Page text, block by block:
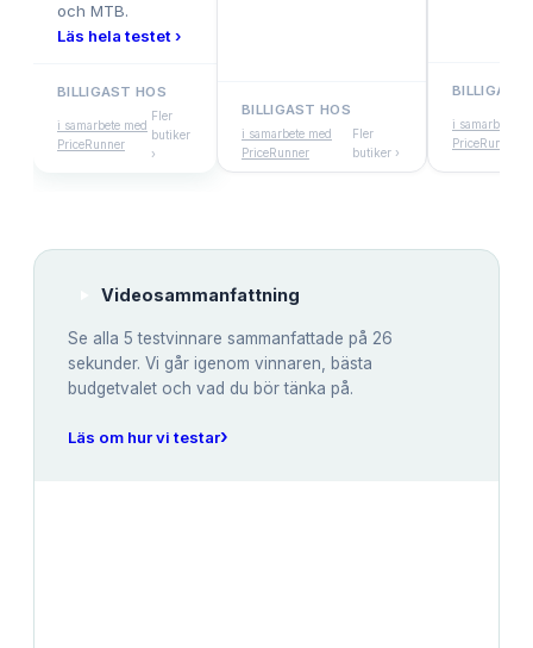
och MTB.
Läs hela testet ›
BILLIGAST HOS
i samarbete med
PriceRunner
Fler
butiker
›
BILLIGAST HOS
i samarbete med
PriceRunner
Fler
butiker ›
BILLIGAST
i samarbete
PriceRunner
Videosammanfattning
Se alla 5 testvinnare sammanfattade på 26
sekunder. Vi går igenom vinnaren, bästa
budgetvalet och vad du bör tänka på.
Läs om hur vi testar›